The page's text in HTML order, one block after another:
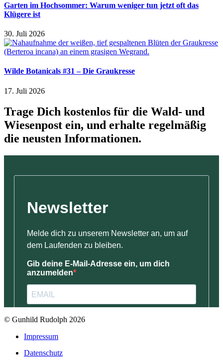
Garten im Hochsommer: Warum weniger tun jetzt oft das
Klügere ist
30. Juli 2026
Wilde Botanicals #31 – Die Graukresse
17. Juli 2026
Trage Dich kostenlos für die Wald- und
Wiesenpost ein, und erhalte regelmäßig
die neusten Informationen.
© Gunhild Rudolph 2026
Impressum
Datenschutz